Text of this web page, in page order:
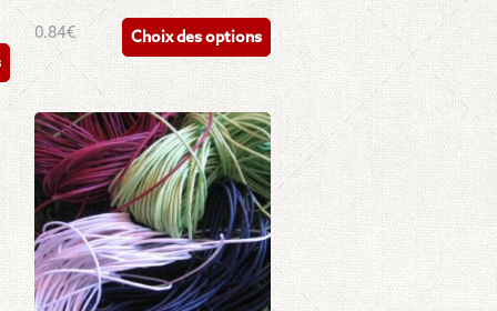
0.84€ Choix des options
Ce
produit
a
plusieurs
variations.
Les
options
peuvent
être
choisies
sur